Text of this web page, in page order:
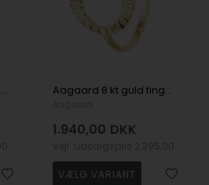
Aagaard 8 kt guld fingerring, Dråber Aagaard 8 kt guld fingerring, Solskin
1.940,00 DKK